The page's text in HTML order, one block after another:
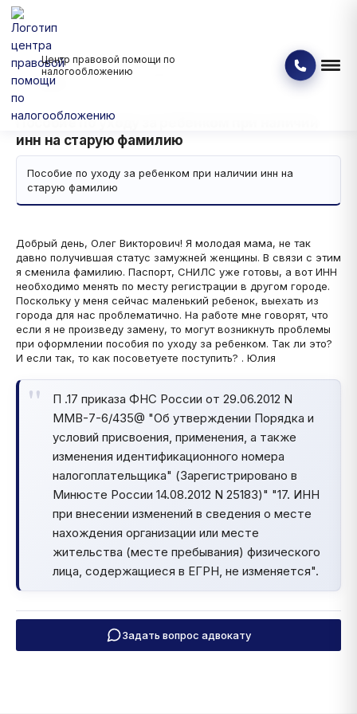
Центр правовой помощи по
налогообложению
Банкротство физических и юридических лиц
Вопрос - ответ
Пособие по уходу за ребенком при наличии инн на старую
Пособие по уходу за ребенком при наличии
инн на старую фамилию
Пособие по уходу за ребенком при наличии инн на
старую фамилию
Добрый день, Олег Викторович! Я молодая мама, не так
давно получившая статус замужней женщины. В связи с этим
я сменила фамилию. Паспорт, СНИЛС уже готовы, а вот ИНН
необходимо менять по месту регистрации в другом городе.
Поскольку у меня сейчас маленький ребенок, выехать из
города для нас проблематично. На работе мне говорят, что
если я не произведу замену, то могут возникнуть проблемы
при оформлении пособия по уходу за ребенком. Так ли это?
И если так, то как посоветуете поступить? . Юлия
П .17 приказа ФНС России от 29.06.2012 N
ММВ-7-6/435@ "Об утверждении Порядка и
условий присвоения, применения, а также
изменения идентификационного номера
налогоплательщика" (Зарегистрировано в
Минюсте России 14.08.2012 N 25183)" "17. ИНН
при внесении изменений в сведения о месте
нахождения организации или месте
жительства (месте пребывания) физического
лица, содержащиеся в ЕГРН, не изменяется".
Задать вопрос адвокату